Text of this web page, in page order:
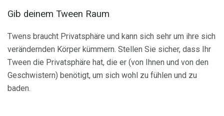
Gib deinem Tween Raum
Twens braucht Privatsphäre und kann sich sehr um ihre sich
verändernden Körper kümmern. Stellen Sie sicher, dass Ihr
Tween die Privatsphäre hat, die er (von Ihnen und von den
Geschwistern) benötigt, um sich wohl zu fühlen und zu
baden.